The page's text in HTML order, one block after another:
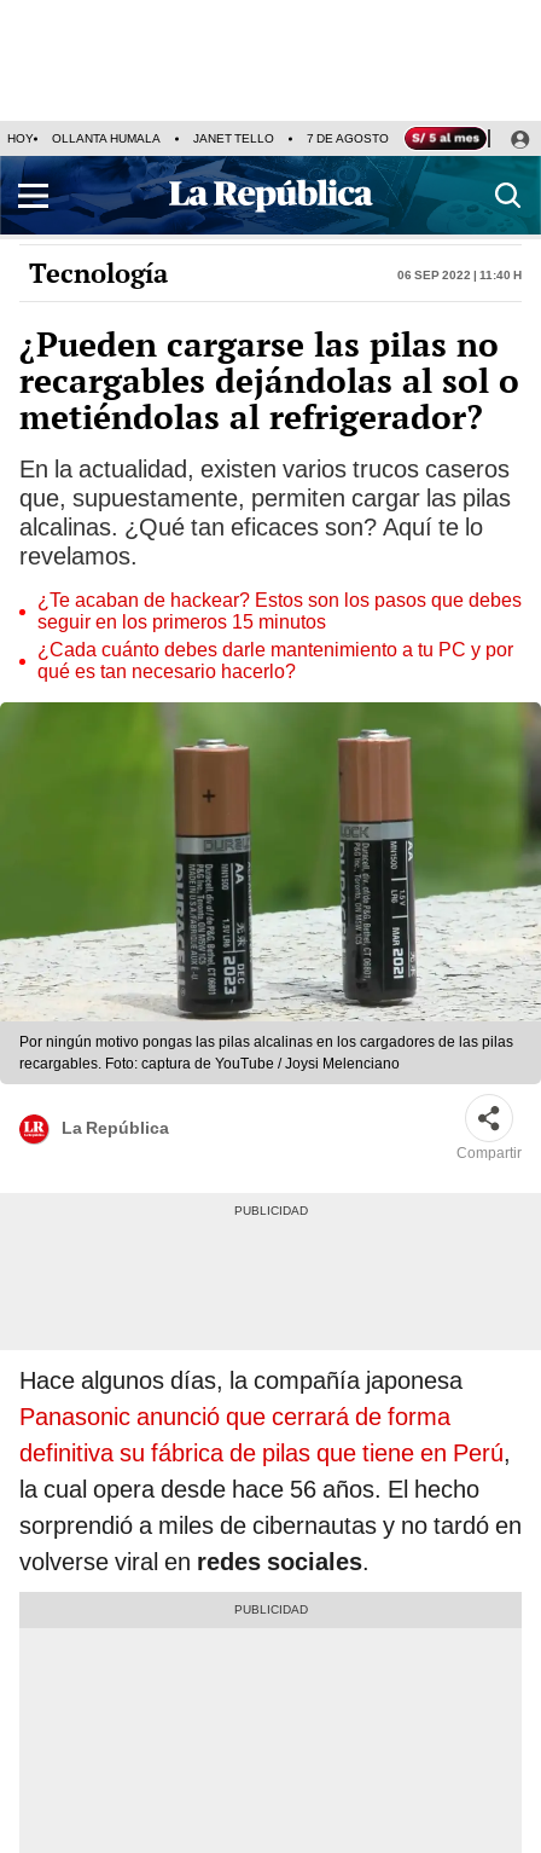
HOY OLLANTA HUMALA JANET TELLO 7 DE AGOSTO TINKA RESULTADOS
Tecnología 06 Sep 2022 | 11:40 h
¿Pueden cargarse las pilas no
recargables dejándolas al sol o
metiéndolas al refrigerador?
En la actualidad, existen varios trucos caseros
que, supuestamente, permiten cargar las pilas
alcalinas. ¿Qué tan eficaces son? Aquí te lo
revelamos.
¿Te acaban de hackear? Estos son los pasos que debes
seguir en los primeros 15 minutos
¿Cada cuánto debes darle mantenimiento a tu PC y por
qué es tan necesario hacerlo?
Por ningún motivo pongas las pilas alcalinas en los cargadores de las pilas
recargables. Foto: captura de YouTube / Joysi Melenciano
La República
Compartir
Hace algunos días, la compañía japonesa
Panasonic anunció que cerrará de forma
definitiva su fábrica de pilas que tiene en Perú,
la cual opera desde hace 56 años. El hecho
sorprendió a miles de cibernautas y no tardó en
volverse viral en redes sociales.